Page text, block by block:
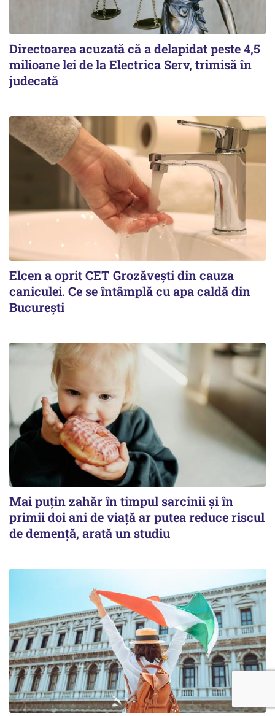
Directoarea acuzată că a delapidat peste 4,5
milioane lei de la Electrica Serv, trimisă în
judecată
Elcen a oprit CET Grozăvești din cauza
caniculei. Ce se întâmplă cu apa caldă din
București
Mai puțin zahăr în timpul sarcinii și în
primii doi ani de viață ar putea reduce riscul
de demență, arată un studiu